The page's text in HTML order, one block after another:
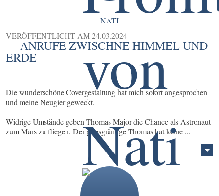
NATI
VERÖFFENTLICHT AM24.03.2024
ANRUFE ZWISCHNE HIMMEL UND
ERDE
Die wunderschöne Covergestaltung hat mich sofort angesprochen
und meine Neugier geweckt.
Widrige Umstände geben Thomas Major die Chance als Astronaut
zum Mars zu fliegen. Der griesgrämige Thomas hat keine ...